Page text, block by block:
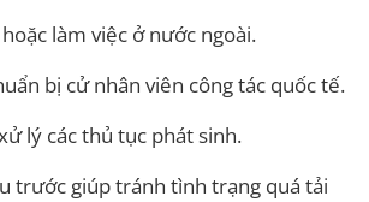
làm việc ở nước ngoài.
bị cử nhân viên công tác quốc tế.
lý các thủ tục phát sinh.
trước giúp tránh tình trạng quá tải